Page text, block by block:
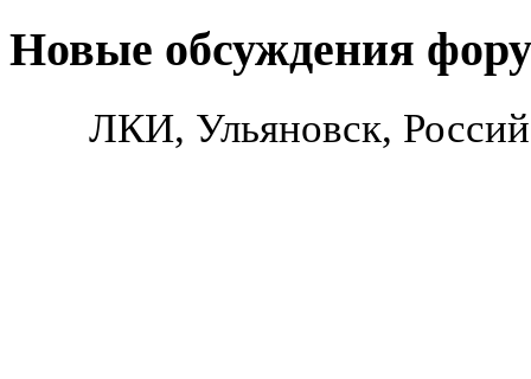
Новые обсуждения
ЛКИ, Ульяновск,